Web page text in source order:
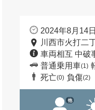
2024年8月14
川西市火打二
車両相互 中破
普通乗用車(1)
死亡(0) 負傷(2)
他